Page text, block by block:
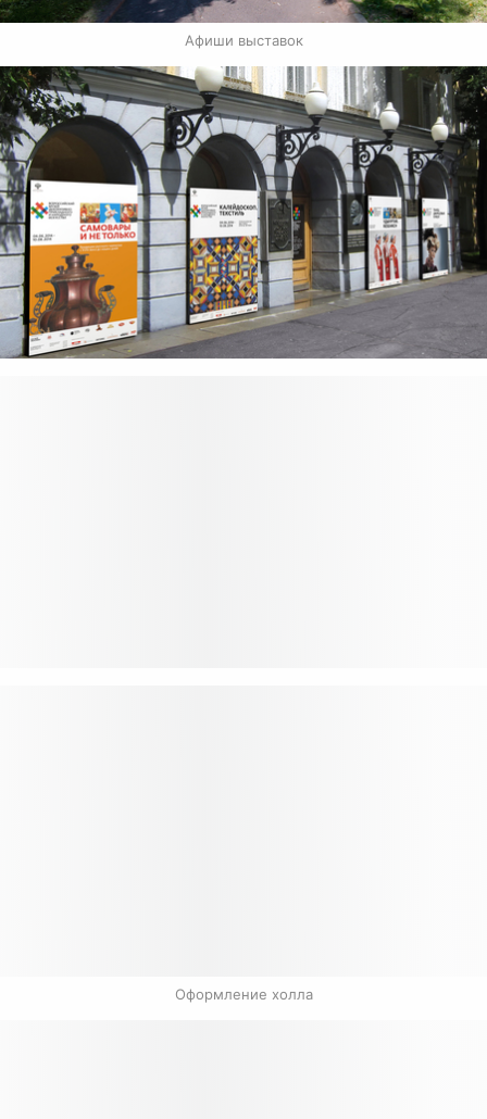
Афиши выставок
Оформление холла